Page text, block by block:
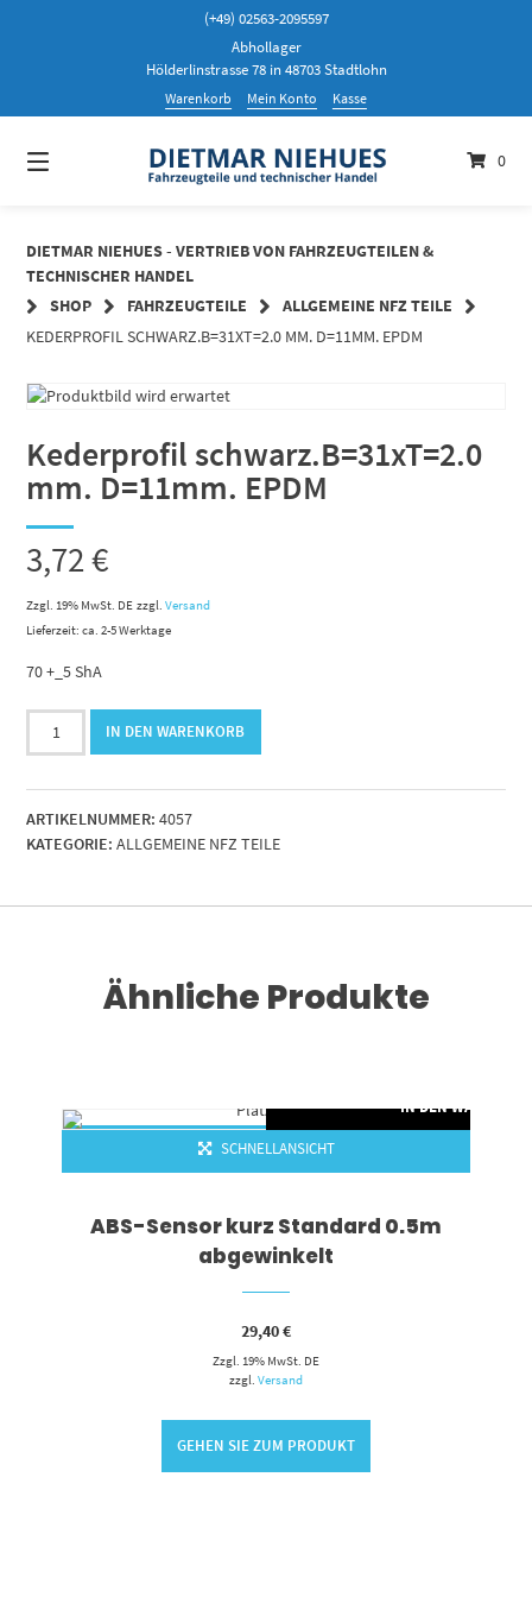
(+49) 02563-2095597
Abhollager
Hölderlinstrasse 78 in 48703 Stadtlohn
Warenkorb Mein Konto Kasse
0
DIETMAR NIEHUES - VERTRIEB VON FAHRZEUGTEILEN &
TECHNISCHER HANDEL
SHOP
FAHRZEUGTEILE
ALLGEMEINE NFZ TEILE
KEDERPROFIL SCHWARZ.B=31XT=2.0 MM. D=11MM. EPDM
Kederprofil schwarz.B=31xT=2.0
mm. D=11mm. EPDM
3,72€
Zzgl. 19% MwSt. DE zzgl.Versand
Lieferzeit: ca. 2-5 Werktage
70 +_5 ShA
Kederprofil
schwarz.B=31xT=2.0
D=11mm.
EPDM
Menge
IN DEN WARENKORB
ARTIKELNUMMER: 4057
KATEGORIE: ALLGEMEINE NFZ TEILE
Ähnliche Produkte
IN DEN
SCHNELLANSICHT
ABS-Sensor kurz Standard 0.5m
abgewinkelt
29,40€
Zzgl. 19% MwSt. DE
zzgl.Versand
GEHEN SIE ZUM PRODUKT